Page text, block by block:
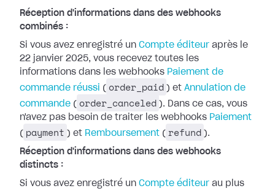
Réception d'informations dans des webhooks
combinés :
Si vous avez enregistré un Compte éditeur après le
22 janvier 2025, vous recevez toutes les
informations dans les webhooks Paiement de
commande réussi
( order_paid ) et Annulation de
commande ( order_canceled ). Dans ce cas, vous
n'avez pas besoin de traiter les webhooks Paiement
( payment ) et Remboursement ( refund ).
Réception d'informations dans des webhooks
distincts :
Si vous avez enregistré un Compte éditeur au plus